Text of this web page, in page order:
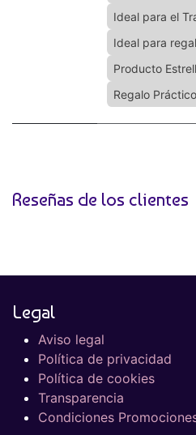
Ideal para el
Ideal para
Producto
Regalo Práctico
Reseñas de los clientes
Legal
Aviso legal
Política de privacidad
Política de cookies
Transparencia
Condiciones